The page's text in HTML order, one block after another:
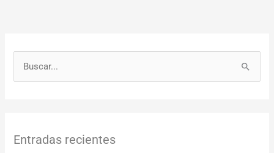
a
Entradas recientes